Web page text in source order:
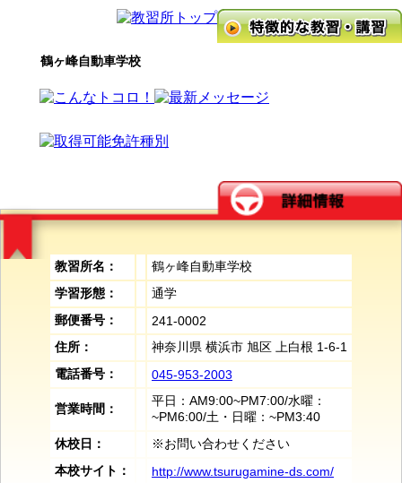
鶴ヶ峰自動車学校
教習所名：
鶴ヶ峰自動車学校
学習形態：
通学
郵便番号：
241-0002
住所：
神奈川県 横浜市 旭区 上白根 1-6-1
電話番号：
045-953-2003
営業時間：
平日：AM9:00~PM7:00/水曜：
~PM6:00/土・日曜：~PM3:40
休校日：
※お問い合わせください
本校サイト：
http://www.tsurugamine-ds.com/